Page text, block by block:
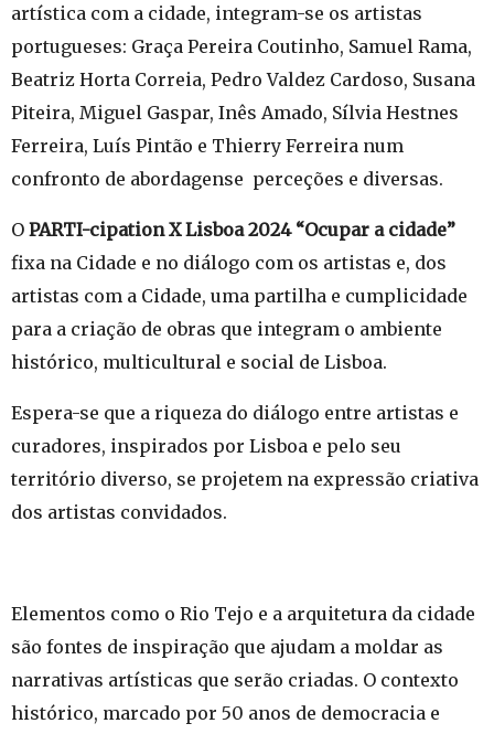
artística com a cidade, integram-se os artistas
portugueses: Graça Pereira Coutinho, Samuel Rama,
Beatriz Horta Correia, Pedro Valdez Cardoso, Susana
Piteira, Miguel Gaspar, Inês Amado, Sílvia Hestnes
Ferreira, Luís Pintão e Thierry Ferreira num
confronto de abordagense perceções e diversas.
O PARTI-cipation X Lisboa 2024 “Ocupar a cidade”
fixa na Cidade e no diálogo com os artistas e, dos
artistas com a Cidade, uma partilha e cumplicidade
para a criação de obras que integram o ambiente
histórico, multicultural e social de Lisboa.
Espera-se que a riqueza do diálogo entre artistas e
curadores, inspirados por Lisboa e pelo seu
território diverso, se projetem na expressão criativa
dos artistas convidados.
Elementos como o Rio Tejo e a arquitetura da cidade
são fontes de inspiração que ajudam a moldar as
narrativas artísticas que serão criadas. O contexto
histórico, marcado por 50 anos de democracia e